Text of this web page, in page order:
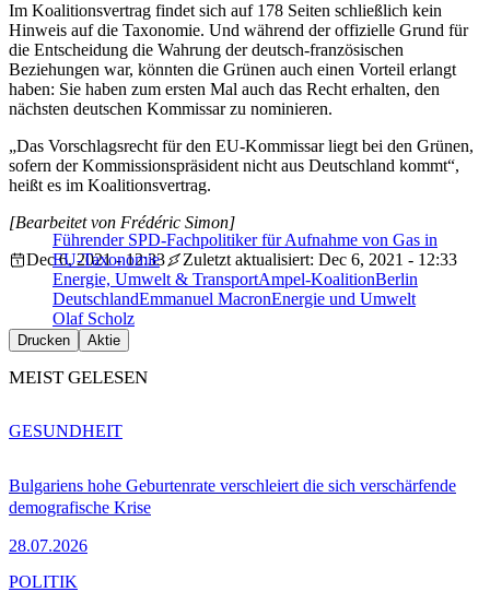
Im Koalitionsvertrag findet sich auf 178 Seiten schließlich kein
Hinweis auf die Taxonomie. Und während der offizielle Grund für
die Entscheidung die Wahrung der deutsch-französischen
Beziehungen war, könnten die Grünen auch einen Vorteil erlangt
haben: Sie haben zum ersten Mal auch das Recht erhalten, den
nächsten deutschen Kommissar zu nominieren.
„Das Vorschlagsrecht für den EU-Kommissar liegt bei den Grünen,
sofern der Kommissionspräsident nicht aus Deutschland kommt“,
heißt es im Koalitionsvertrag.
Führender SPD-Fachpolitiker für Aufnahme von Gas in
EU-Taxonomie
[Bearbeitet von Frédéric Simon]
Dec 6, 2021 - 12:33
Zuletzt aktualisiert: Dec 6, 2021 - 12:33
Energie, Umwelt & TransportAmpel-KoalitionBerlin
DeutschlandEmmanuel MacronEnergie und Umwelt
Olaf Scholz
Drucken Aktie
MEIST GELESEN
Bulgariens hohe Geburtenrate verschleiert die sich verschärfende
demografische Krise
28.07.2026
GESUNDHEIT
POLITIK